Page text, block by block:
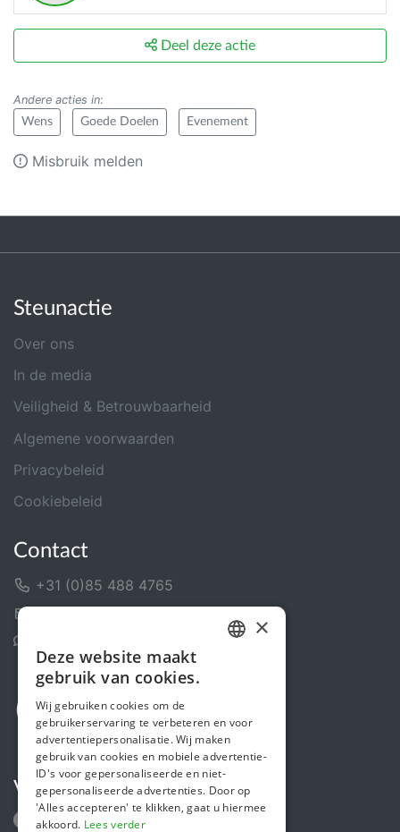
Deel deze actie
Andere acties in:
Wens Goede Doelen Evenement
Misbruik melden
Steunactie
Over ons
In de media
Veiligheid & Betrouwbaarheid
Algemene voorwaarden
Privacybeleid
Cookiebeleid
Contact
+31 (0)85 488 4765
Volg ons
ENGLISH
×
Deze website maakt
gebruik van cookies.
Wij gebruiken cookies om de
gebruikerservaring te verbeteren en voor
advertentiepersonalisatie. Wij maken
gebruik van cookies en mobiele advertentie-
ID's voor gepersonaliseerde en niet-
gepersonaliseerde advertenties. Door op
'Alles accepteren' te klikken, gaat u hiermee
akkoord. Lees verder